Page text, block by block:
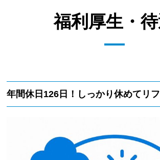
福利厚生・
年間休日126日！しっかり休めてリ